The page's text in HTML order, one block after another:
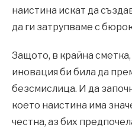
наистина искат да
да ги затрупваме с
Защото, в крайна
иновация би била да
безсмислица. И да
което наистина има
честна, аз бих